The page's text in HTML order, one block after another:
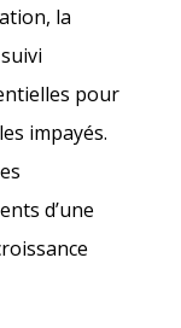
la
pour
impayés.
d’une